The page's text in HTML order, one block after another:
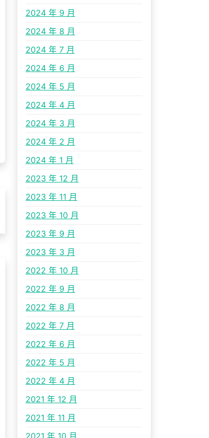
2024 年 9 月
2024 年 8 月
2024 年 7 月
2024 年 6 月
2024 年 5 月
2024 年 4 月
2024 年 3 月
2024 年 2 月
2024 年 1 月
2023 年 12 月
2023 年 11 月
2023 年 10 月
2023 年 9 月
2023 年 3 月
2022 年 10 月
2022 年 9 月
2022 年 8 月
2022 年 7 月
2022 年 6 月
2022 年 5 月
2022 年 4 月
2021 年 12 月
2021 年 11 月
2021 年 10 月